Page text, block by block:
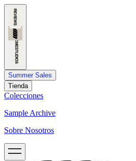
Summer Sales
Tienda
Colecciones
Sample Archive
Sobre Nosotros